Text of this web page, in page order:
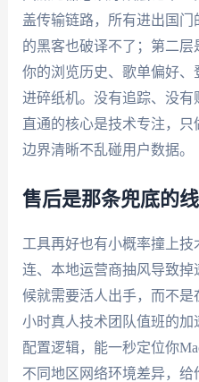
盖传输链路，所有进出国
的黑客也破译不了；第二
你的浏览历史、歌单偏好
进碎纸机。没有追踪、没
直通的核心是技术专注，
边界清晰不乱碰用户数据。
售后是那条兜底的线
工具再好也有小概率撞上
连、本地运营商抽风导致
候就需要活人出手，而不
小时真人技术团队值班的
配置逻辑，能一秒定位你
不同地区网络环境差异，